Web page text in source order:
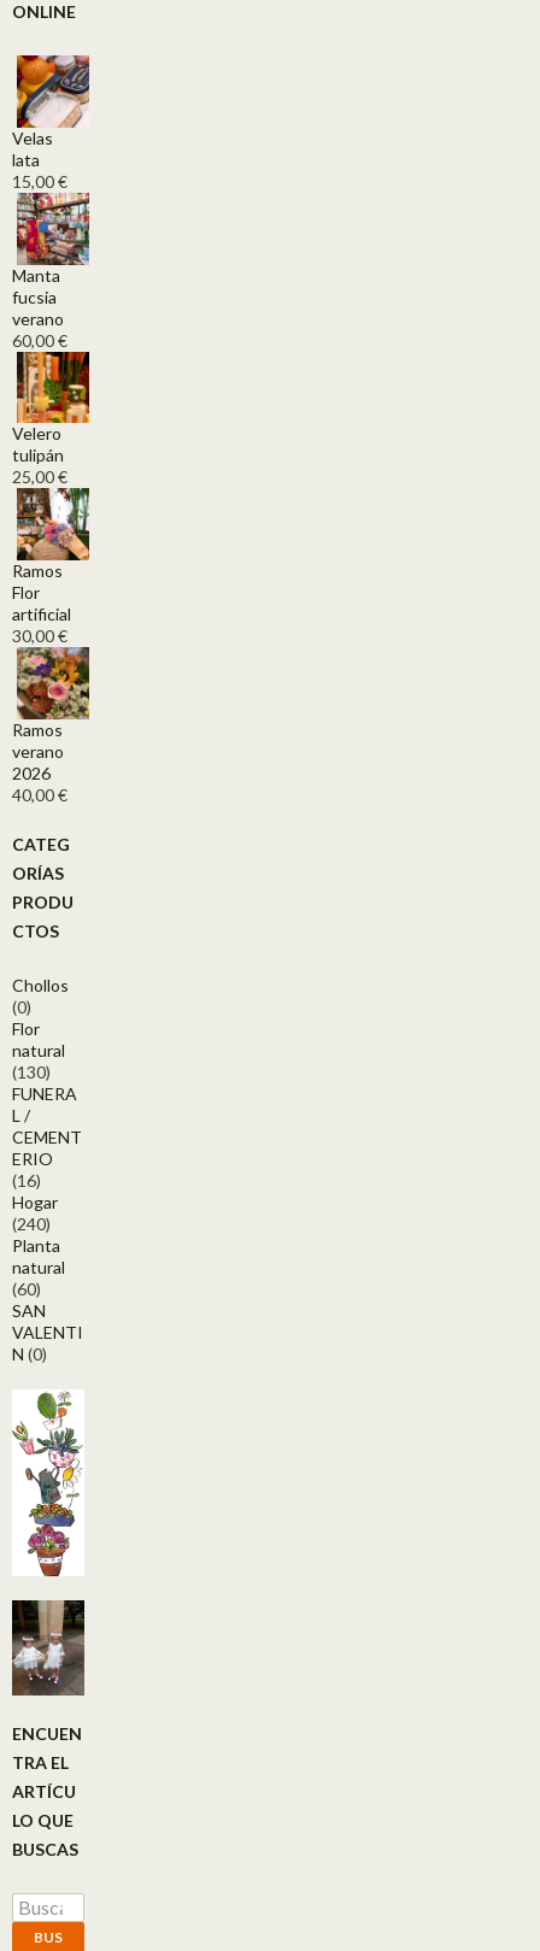
ONLINE
Velas
lata
15,00€
Manta
fucsia
verano
60,00€
Velero
tulipán
25,00€
Ramos
Flor
artificial
30,00€
Ramos
verano
2026
40,00€
CATEG
ORÍAS
PRODU
CTOS
Chollos
(0)
Flor
natural
(130)
FUNERA
L /
CEMENT
ERIO
(16)
Hogar
(240)
Planta
natural
(60)
SAN
VALENTI
N (0)
ENCUEN
TRA EL
ARTÍCU
LO QUE
BUSCAS
Buscar por:
BUS